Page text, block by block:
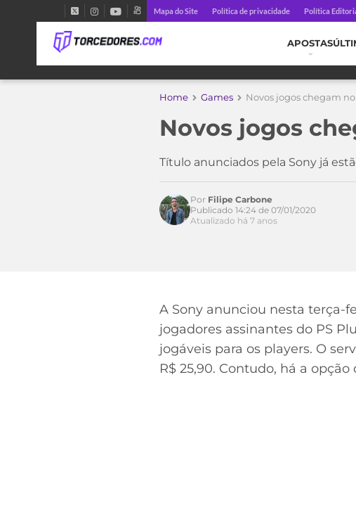
Mapa do Site Política de privacidade Política
APOSTAS
Home Games Novos jogos chegam
Novos jogos
Título anunciados pela Sony já
Acesse o perfil do autor
Por Filipe Carbone
Publicado 14:24 de 07/01/2020
Atualizado há 7 anos
A Sony anunciou nesta terça-
jogadores assinantes do PS
jogáveis para os players. O
R$ 25,90. Contudo, há a